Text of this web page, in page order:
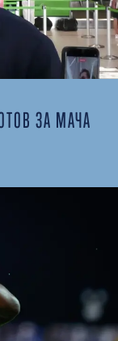
ЗА МАЧА